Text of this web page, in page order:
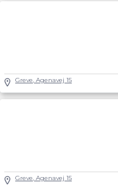
Greve, Agenavej 15
Greve, Agenavej 15